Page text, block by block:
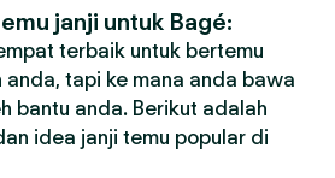
janji untuk Bagé:
terbaik untuk bertemu
tapi ke mana anda bawa
bantu anda. Berikut adalah
idea janji temu popular di